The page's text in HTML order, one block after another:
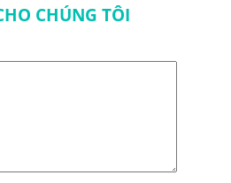
CHÚNG TÔI